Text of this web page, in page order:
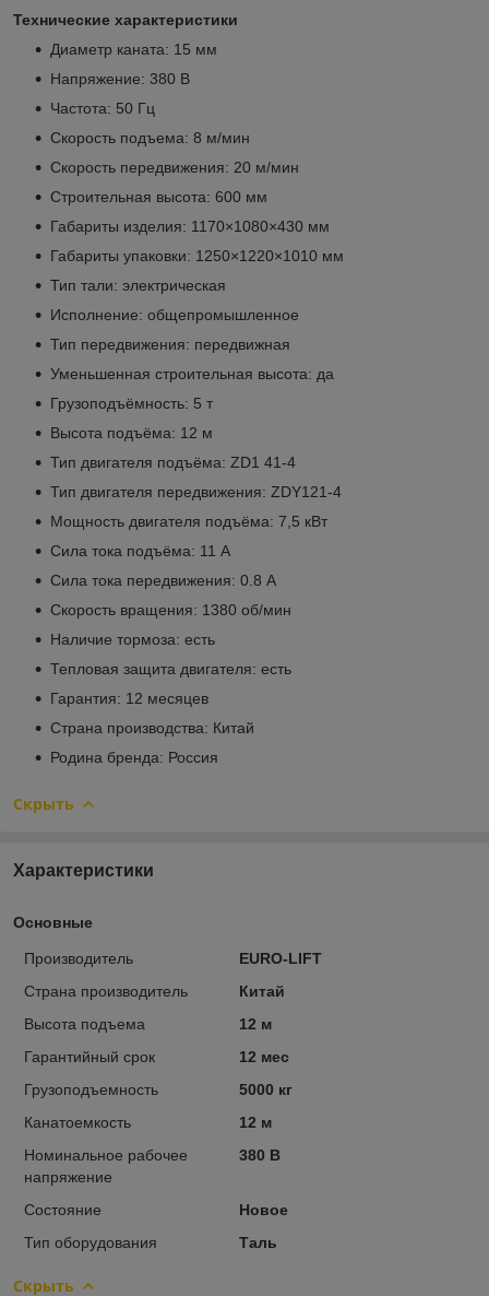
Технические характеристики
Диаметр каната: 15 мм
Напряжение: 380 В
Частота: 50 Гц
Скорость подъема: 8 м/мин
Скорость передвижения: 20 м/мин
Строительная высота: 600 мм
Габариты изделия: 1170×1080×430 мм
Габариты упаковки: 1250×1220×1010 мм
Тип тали: электрическая
Исполнение: общепромышленное
Тип передвижения: передвижная
Уменьшенная строительная высота: да
Грузоподъёмность: 5 т
Высота подъёма: 12 м
Тип двигателя подъёма: ZD1 41-4
Тип двигателя передвижения: ZDY121-4
Мощность двигателя подъёма: 7,5 кВт
Сила тока подъёма: 11 А
Сила тока передвижения: 0.8 А
Скорость вращения: 1380 об/мин
Наличие тормоза: есть
Тепловая защита двигателя: есть
Гарантия: 12 месяцев
Страна производства: Китай
Родина бренда: Россия
Скрыть
Характеристики
Основные
Производитель
EURO-LIFT
Страна производитель
Китай
Высота подъема
12 м
Гарантийный срок
12 мес
Грузоподъемность
5000 кг
Канатоемкость
12 м
Номинальное рабочее
напряжение
380 В
Состояние
Новое
Тип оборудования
Таль
Скрыть